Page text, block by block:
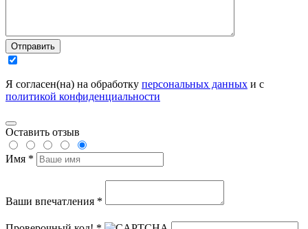
Отправить
Я согласен(на) на обработку персональных данных и с
политикой конфиденциальности
Оставить отзыв
Имя *
Ваши впечатления *